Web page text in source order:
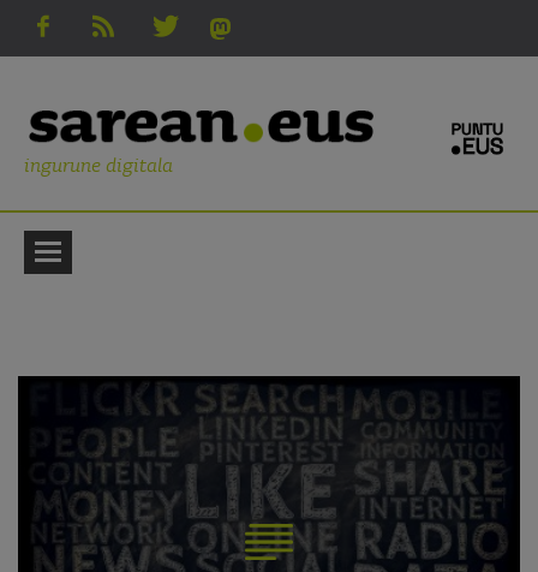
ingurune digitala